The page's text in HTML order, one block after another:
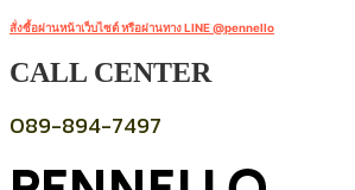
สั่งซื้อผ่านหน้าเว็บไซต์ หรือผ่านทาง LINE @pennello
CALL CENTER
089-894-7497